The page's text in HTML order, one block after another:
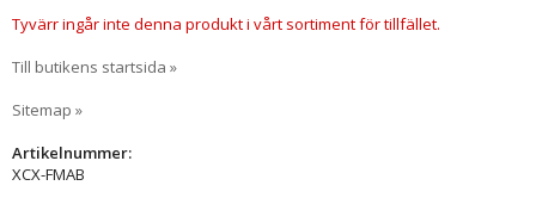
Tyvärr ingår inte denna produkt i vårt sortiment för tillfället.
Till butikens startsida »
Sitemap »
Artikelnummer:
XCX-FMAB